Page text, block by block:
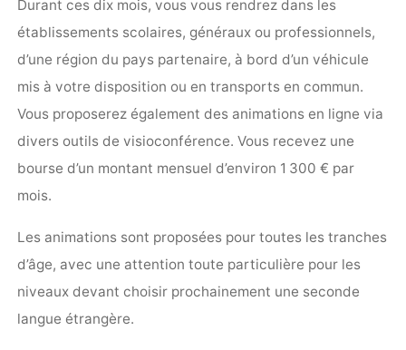
Durant ces dix mois, vous vous rendrez dans les
établissements scolaires, généraux ou professionnels,
d’une région du pays partenaire, à bord d’un véhicule
mis à votre disposition ou en transports en commun.
Vous proposerez également des animations en ligne via
divers outils de visioconférence. Vous recevez une
bourse d’un montant mensuel d’environ 1 300 € par
mois.
Les animations sont proposées pour toutes les tranches
d’âge, avec une attention toute particulière pour les
niveaux devant choisir prochainement une seconde
langue étrangère.